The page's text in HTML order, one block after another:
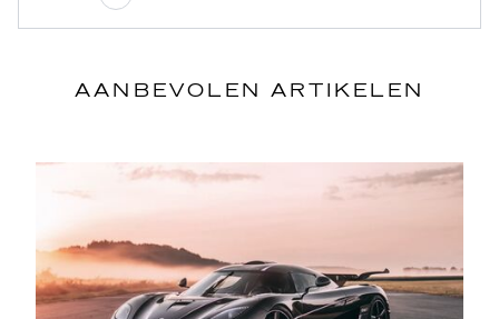
AANBEVOLEN ARTIKELEN